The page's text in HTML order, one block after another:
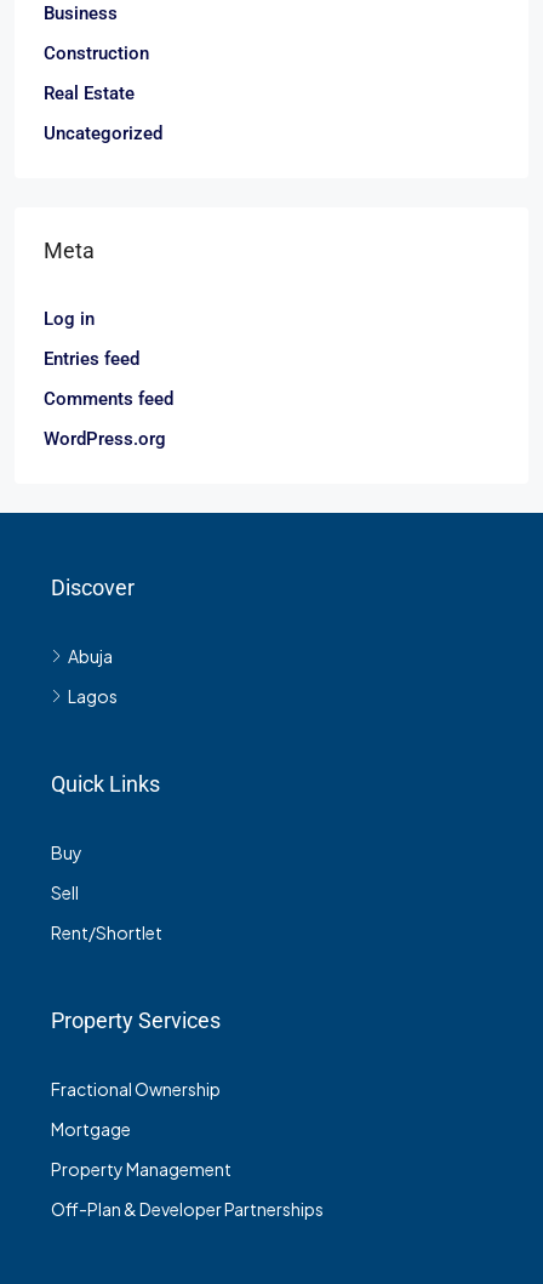
Business
Construction
Real Estate
Uncategorized
Meta
Log in
Entries feed
Comments feed
WordPress.org
Discover
Abuja
Lagos
Quick Links
Buy
Sell
Rent/Shortlet
Property Services
Fractional Ownership
Mortgage
Property Management
Off-Plan & Developer Partnerships